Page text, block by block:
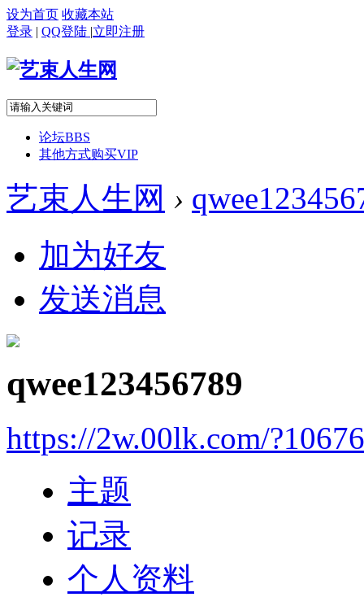
设为首页 收藏本站
登录 | QQ登陆 |立即注册
论坛BBS
其他方式购买VIP
艺束人生网 ›
加为好友
发送消息
qwee123456789
https://2w.00lk.com/?10676
主题
记录
个人资料